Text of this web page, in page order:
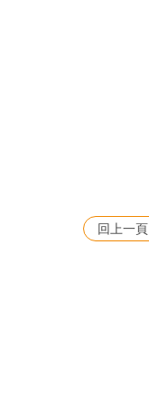
回上一頁